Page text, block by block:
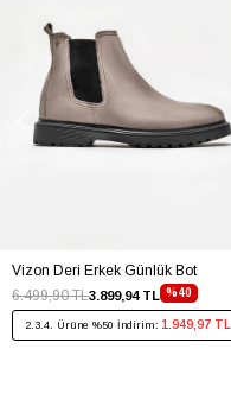
Vizon Deri Erkek Günlük Bot
%40
3.899,94 TL
6.499,90 TL
2.3.4. Ürüne %50 İndirim: 1.949,97 TL